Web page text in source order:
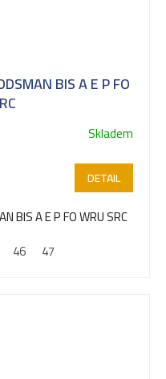
BIS A E P FO
Skladem
DETAIL
BIS A E P FO WRU SRC
46 47